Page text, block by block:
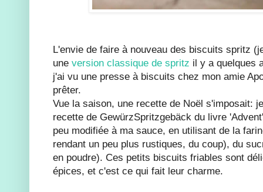
L'envie de faire à nouveau des biscuits spritz
une version classique de spritz il y a quelques
j'ai vu une presse à biscuits chez mon amie
prêter.
Vue la saison, une recette de Noël s'imposait:
recette de GewürzSpritzgebäck du livre
peu modifiée à ma sauce, en utilisant de la
rendant un peu plus rustiques, du coup), du
en poudre). Ces petits biscuits friables sont
épices, et c'est ce qui fait leur charme.